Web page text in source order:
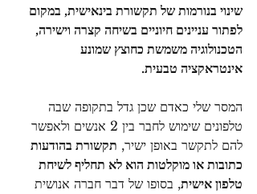
שינוי בנורמות של תקשורת בינאישית, במקום
לפתור עניינים חיוניים בשיחה קצרה וישירה,
הטכנולוגיה משמשת כחוצץ שמונע
אינטראקציה טבעית.
המסר שלי כאדם שכן גדל בתקופה שבה
טלפונים שימוש לחבר בין 2 אנשים ולאפשר
להם לתקשר באופן ישיר, תקשורת בהודעות
כתובות או מוקלטות הוא לא תחליף לשיחת
טלפון אישית, בסופו של דבר חברה אנושית